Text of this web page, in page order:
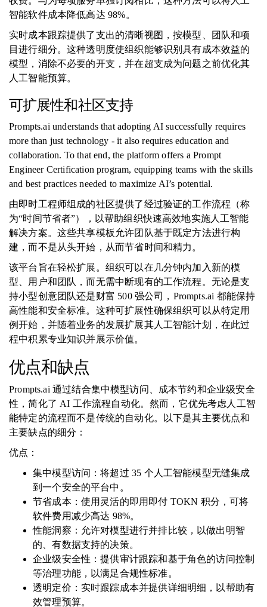
智能软件成本降低高达 98%。
实时成本跟踪提供了支出的清晰视图，按模型、团队和项
目进行细分。这种透明度使组织能够识别具有成本效益的
模型，消除不必要的开支，并在超支成为问题之前优化其
人工智能预算。
可扩展性和社区支持
Prompts.ai understands that adopting AI successfully requires
more than just technology - it also requires education and
collaboration. To that end, the platform offers a Prompt
Engineer Certification program, equipping teams with the skills
and best practices needed to maximize AI’s potential.
由即时工程师组成的社区提供了经过验证的工作流程（称
为“时间节省​​者”），以帮助组织快速高效地实施人工智能
解决方案。这些共享模板允许团队基于既定方法进行构
建，而不是从头开始，从而节省时间和精力。
该平台旨在轻松扩展。组织可以在几分钟内加入新的模
型、用户和团队，而无需中断现有的工作流程。无论是支
持小型创意团队还是财富 500 强公司，Prompts.ai 都能保持
高性能和安全标准。这种可扩展性确保组织可以从特定用
例开始，并随着业务的发展扩展其人工智能计划，在此过
程中积累专业知识并展示价值。
优点和缺点
Prompts.ai 通过结合集中模型访问、成本节约和企业级安全
性，简化了 AI 工作流程自动化。然而，它优先考虑人工智
能特定的流程而不是传统的自动化。以下是其主要优点和
主要缺点的细分：
优点：
集中模型访问：将超过 35 个人工智能模型无缝集成
到一个安全的平台中。
节省成本：使用灵活的即用即付 TOKN 积分，可将
软件费用减少高达 98%。
性能洞察：允许对模型进行并排比较，以做出明智
的、有数据支持的决策。
企业级安全性：提供审计跟踪和基于角色的访问控制
等治理功能，以满足合规性标准。
透明定价：实时跟踪成本并提供详细明细，以帮助有
效管理预算。